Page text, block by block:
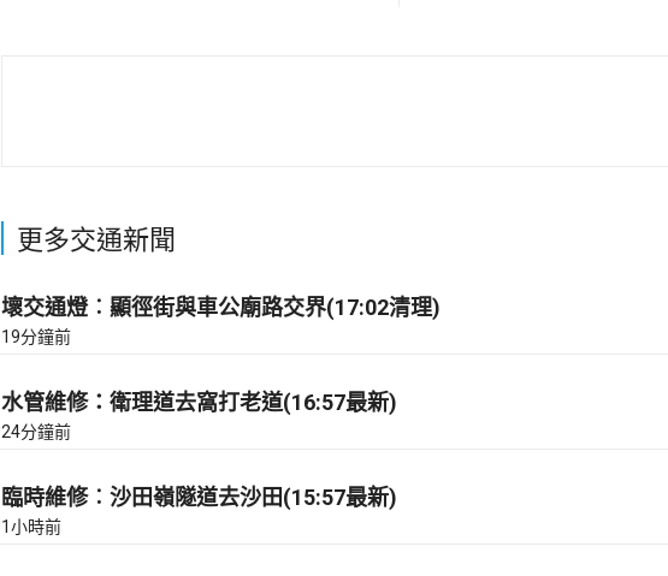
更多交通新聞
壞交通燈︰顯徑街與車公廟路交界(17:02清理)
19分鐘前
水管維修：衛理道去窩打老道(16:57最新)
24分鐘前
臨時維修︰沙田嶺隧道去沙田(15:57最新)
1小時前